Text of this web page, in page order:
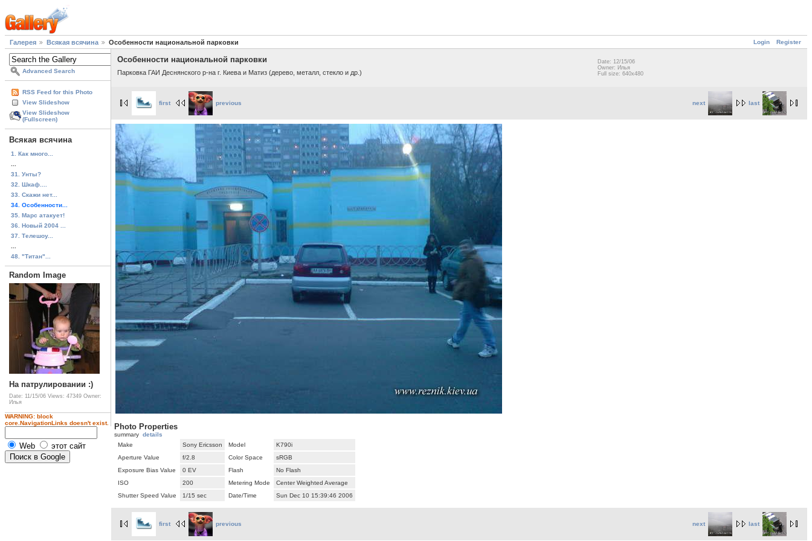
Login Register
Галерея Всякая всячина Особенности национальной парковки
Advanced Search
RSS Feed for this Photo
View Slideshow
View Slideshow
(Fullscreen)
Всякая всячина
1. Как много...
31. Унты?
32. Шкаф....
33. Скажи нет...
34. Особенности...
35. Марс атакует!
36. Новый 2004 ...
37. Телешоу...
48. "Титан"...
Random Image
На патрулировании :)
Date: 11/15/06 Views: 47349 Owner:
Илья
WARNING: block
core.NavigationLinks doesn't exist.
Web этот сайт
Особенности национальной парковки
Парковка ГАИ Деснянского р-на г. Киева и Матиз (дерево, металл, стекло и др.)
Date: 12/15/06
Owner: Илья
Full size: 640x480
next last
first previous
Photo Properties
summary details
Make
Sony Ericsson Model
K790i
Aperture Value
f/2.8 Color Space
sRGB
Exposure Bias Value
0 EV Flash
No Flash
ISO
200 Metering Mode
Center Weighted Average
Shutter Speed Value
1/15 sec Date/Time Sun Dec 10 15:39:46 2006
next last
first previous